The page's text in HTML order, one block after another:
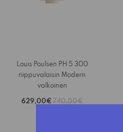
Louis Poulsen PH 5 300
riippuvalaisin Modern
valkoinen
629,00€ 740,00€